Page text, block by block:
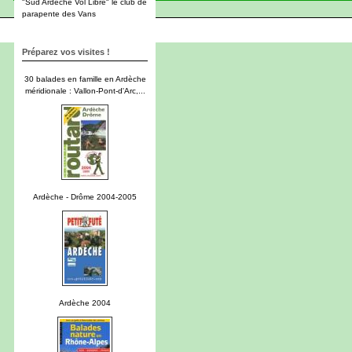
"Sud Ardèche Vol Libre" le club de
parapente des Vans
Préparez vos visites !
30 balades en famille en Ardèche
méridionale : Vallon-Pont-d'Arc,...
Ardèche - Drôme 2004-2005
Ardèche 2004